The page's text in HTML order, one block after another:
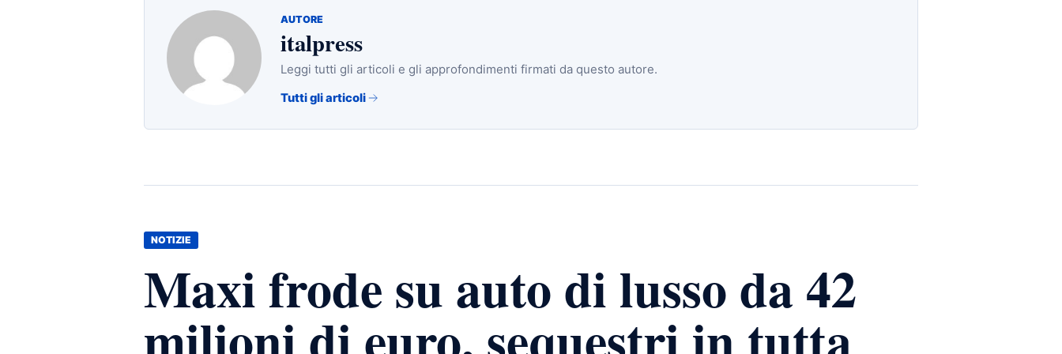
AUTORE
italpress
Leggi tutti gli articoli e gli approfondimenti firmati da questo autore.
Tutti gli articoli
NOTIZIE
Maxi frode su auto di lusso da 42